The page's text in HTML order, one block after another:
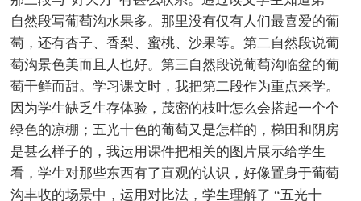
自然段写葡萄沟水果多。那里没有仅有人们最喜爱的葡
萄，还有杏子、香梨、蜜桃、沙果等。第二自然段说葡
萄沟景色美而且人也好。第三自然段说葡萄沟临盆的葡
萄干鲜而甜。学习课文时，我把第二段作为重点来学。
因为学生缺乏生存体验，茂密的枝叶怎么会搭起一个个
绿色的凉棚；五光十色的葡萄又是怎样的，梯田和阴房
是甚么样子的，我运用课件把相关的图片展示给学生
看，学生对那些东西有了直观的认识，好像置身于葡萄
沟丰收的场景中，运用对比法，学生理解了 “五光十